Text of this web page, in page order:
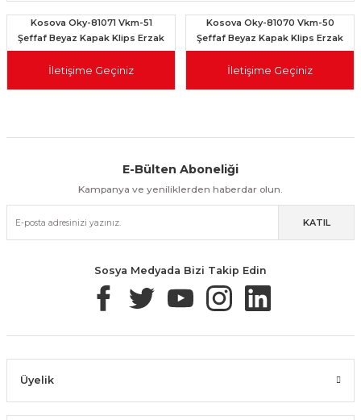
Kosova Oky-81071 Vkm-51
Şeffaf Beyaz Kapak Klips Erzak
Kavanoz 900Ml
İletişime Geçiniz
Kosova Oky-81070 Vkm-50
Şeffaf Beyaz Kapak Klips Erzak
Kavanoz 700Ml
İletişime Geçiniz
Kolay İade & Değişim Güvenli Alışveriş
Güvenli Paketleme Taksit / Havale İle Alışveriş Kolay İade & Değişim
E-Bülten Aboneliği
Kampanya ve yeniliklerden haberdar olun.
KATIL
Sosya Medyada Bizi Takip Edin
Üyelik